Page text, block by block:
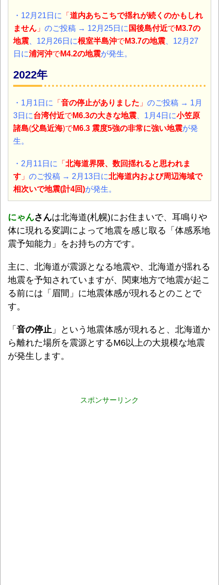
・12月21日に 「 道内あちこちで揺れが続くのかもしれ
ません 」 のご投稿 → 12月25日に 国後島付近でM3.7の
地震 、12月26日に根室半島沖でM3.7の地震 、12月27
日に浦河沖でM4.2の地震が発生。
2022年
・1月1日に 「 音の停止がありました 」 のご投稿 → 1月
3日に台湾付近でM6.3の大きな地震 、1月4日に小笠原
諸島(父島近海)でM6.3 震度5強の非常に強い地震が発
生。
・2月11日に 「 北海道界隈、数回揺れると思われま
す 」 のご投稿 → 2月13日に北海道内および周辺海域で
相次いで地震(計4回)が発生。
にゃんさんは北海道(札幌)にお住まいで、耳鳴りや
体に現れる変調によって地震を感じ取る「体感系地
震予知能力」をお持ちの方です。
主に、北海道が震源となる地震や、北海道が揺れる
地震を予知されていますが、関東地方で地震が起こ
る前には「眉間」に地震体感が現れるとのことで
す。
「 音の停止 」という地震体感が現れると、北海道か
ら離れた場所を震源とするM6以上の大規模な地震
が発生します。
スポンサーリンク